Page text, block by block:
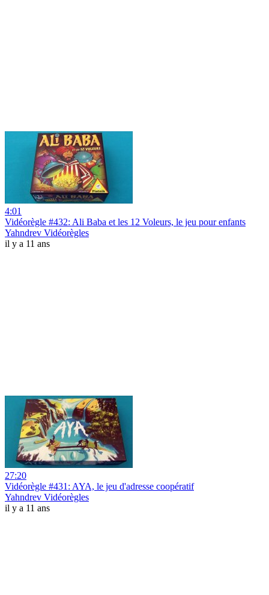
4:01
Vidéorègle #432: Ali Baba et les 12 Voleurs, le jeu pour enfants
Yahndrev Vidéorègles
il y a 11 ans
27:20
Vidéorègle #431: AYA, le jeu d'adresse coopératif
Yahndrev Vidéorègles
il y a 11 ans